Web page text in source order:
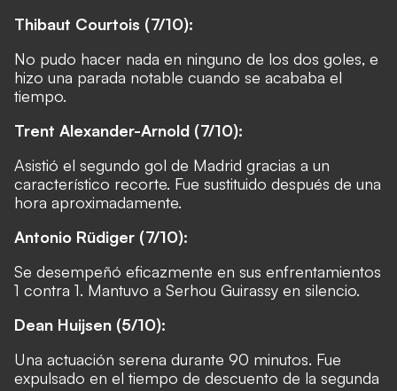
Thibaut Courtois (7/10):
No pudo hacer nada en ninguno de los dos goles, e
hizo una parada notable cuando se acababa el
tiempo.
Trent Alexander-Arnold (7/10):
Asistió el segundo gol de Madrid gracias a un
característico recorte. Fue sustituido después de una
hora aproximadamente.
Antonio Rüdiger (7/10):
Se desempeñó eficazmente en sus enfrentamientos
1 contra 1. Mantuvo a Serhou Guirassy en silencio.
Dean Huijsen (5/10):
Una actuación serena durante 90 minutos. Fue
expulsado en el tiempo de descuento de la segunda